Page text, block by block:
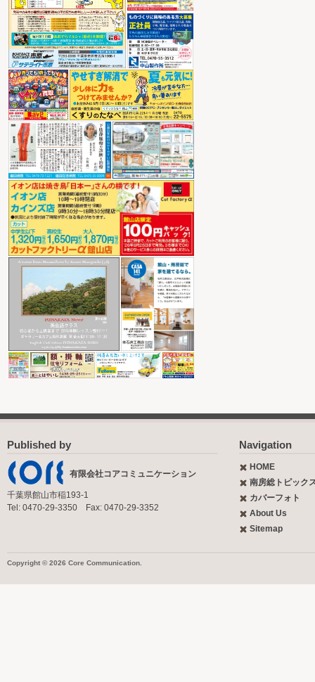
Published by
有限会社コアコミュニケーション
千葉県館山市稲193-1
Tel: 0470-29-3350 Fax: 0470-29-3352
Navigation
HOME
南房総トピック
カバーフォト
About Us
Sitemap
Copyright © 2026 Core Communication.